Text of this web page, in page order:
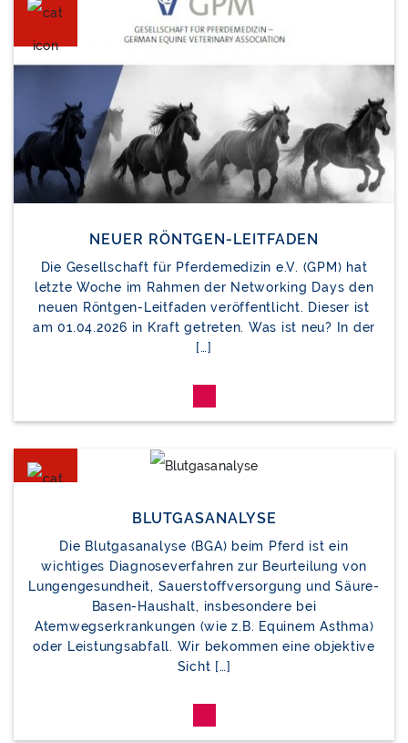
NEUER RÖNTGEN-LEITFADEN
Die Gesellschaft für Pferdemedizin e.V. (GPM) hat
letzte Woche im Rahmen der Networking Days den
neuen Röntgen-Leitfaden veröffentlicht. Dieser ist
am 01.04.2026 in Kraft getreten. Was ist neu? In der
[…]
BLUTGASANALYSE
Die Blutgasanalyse (BGA) beim Pferd ist ein
wichtiges Diagnoseverfahren zur Beurteilung von
Lungengesundheit, Sauerstoffversorgung und Säure-
Basen-Haushalt, insbesondere bei
Atemwegserkrankungen (wie z.B. Equinem Asthma)
oder Leistungsabfall. Wir bekommen eine objektive
Sicht […]